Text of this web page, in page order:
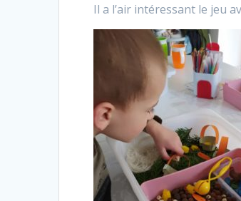
Il a l’air intéressant le jeu